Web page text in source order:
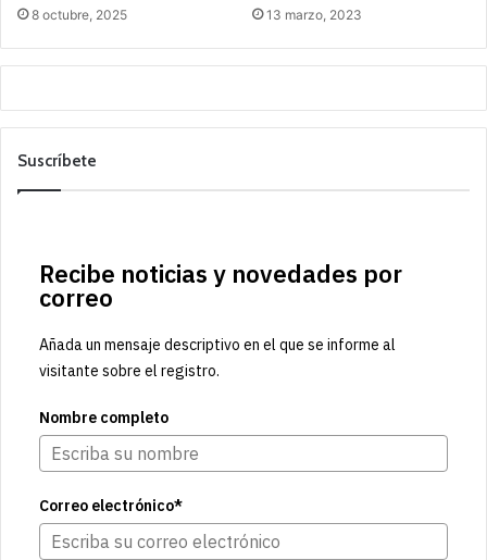
8 octubre, 2025 13 marzo, 2023
Suscríbete
Recibe noticias y novedades por
correo
Añada un mensaje descriptivo en el que se informe al
visitante sobre el registro.
Nombre completo
Correo electrónico*